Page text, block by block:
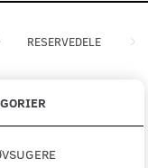
RESERVEDELE